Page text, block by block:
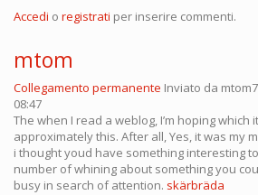
Accedi o registrati per inserire commenti.
mtom
Collegamento permanente Inviato da
08:47
The when I read a weblog, I’m hoping
approximately this. After all, Yes, it was my
i thought youd have something interesting
number of whining about something you
busy in search of attention. skärbräda